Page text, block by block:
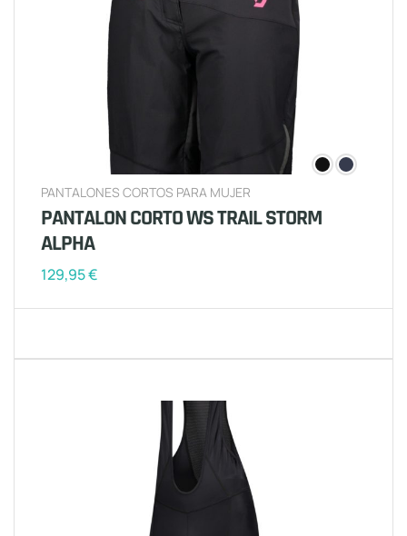
PANTALONES CORTOS PARA MUJER
PANTALON CORTO WS TRAIL STORM
ALPHA
129,95€